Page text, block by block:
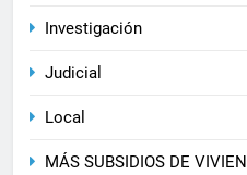
Investigación
Judicial
Local
MÁS SUBSIDIOS DE